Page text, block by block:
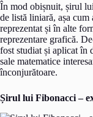
În mod obișnuit, șirul
de listă liniară, așa
reprezentat și în alte
reprezentare grafică.
fost studiat și aplicat în
sale matematice
înconjurătoare.
Șirul lui Fibonacci –